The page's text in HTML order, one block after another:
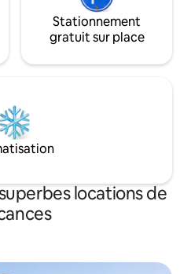
Stationnement
gratuit sur place
locations de